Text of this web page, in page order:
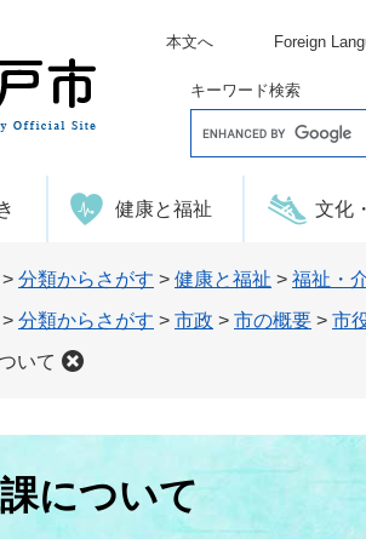
本文へ Foreign
キーワード検索
o
e
タ
ム
検
索
健康と福祉 文化
> 分類からさがす > 健康と福祉 > 福祉・
> 分類からさがす > 市政 > 市の概要 > 市
いて
について